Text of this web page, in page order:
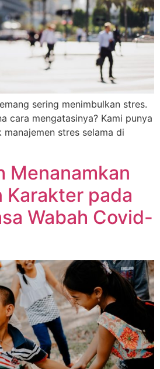
sering menimbulkan stres.
cara mengatasinya? Kami punya
stres selama di
Menanamkan
Karakter pada
Wabah Covid-